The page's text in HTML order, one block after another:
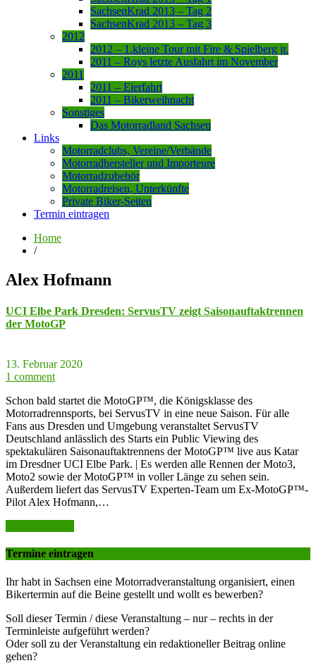
SachsenKrad 2013 – Tag 2
SachsenKrad 2013 – Tag 3
2012
2012 – 1.kleine Tour mit Fire & Spielberg jr.
2011 – Roys letzte Ausfahrt im November
2011
2011 – Eierfahrt
2011 – Bikerweihnacht
Sonstiges
Das Motorradland Sachsen
Links
Motorradclubs, Vereine/Verbände
Motorradhersteller und Importeure
Motorradzubehör
Motorradreisen, Unterkünfte
Private Biker-Seiten
Termin eintragen
Home
/
Alex Hofmann
UCI Elbe Park Dresden: ServusTV zeigt Saisonauftaktrennen
der MotoGP
13. Februar 2020
1 comment
Schon bald startet die MotoGP™, die Königsklasse des
Motorradrennsports, bei ServusTV in eine neue Saison. Für alle
Fans aus Dresden und Umgebung veranstaltet ServusTV
Deutschland anlässlich des Starts ein Public Viewing des
spektakulären Saisonauftaktrennens der MotoGP™ live aus Katar
im Dresdner UCI Elbe Park. | Es werden alle Rennen der Moto3,
Moto2 sowie der MotoGP™ in voller Länge zu sehen sein.
Außerdem liefert das ServusTV Experten-Team um Ex-MotoGP™-
Pilot Alex Hofmann,…
Termine eintragen
Ihr habt in Sachsen eine Motorradveranstaltung organisiert, einen
Bikertermin auf die Beine gestellt und wollt es bewerben?
Soll dieser Termin / diese Veranstaltung – nur – rechts in der
Terminleiste aufgeführt werden?
Oder soll zu der Veranstaltung ein redaktioneller Beitrag online
gehen?